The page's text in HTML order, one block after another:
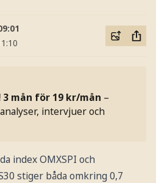
mån för 19 kr/mån –
intervjuer och
index OMXSPI och
stiger båda omkring 0,7